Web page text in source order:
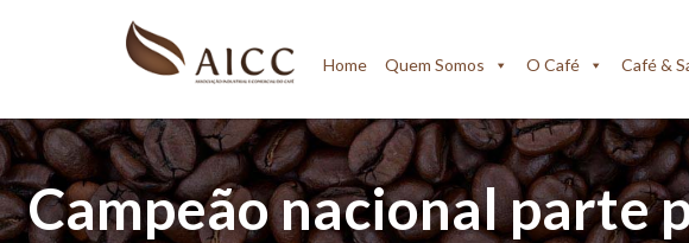
Home Quem Somos O Café Café &
Campeão nacional parte